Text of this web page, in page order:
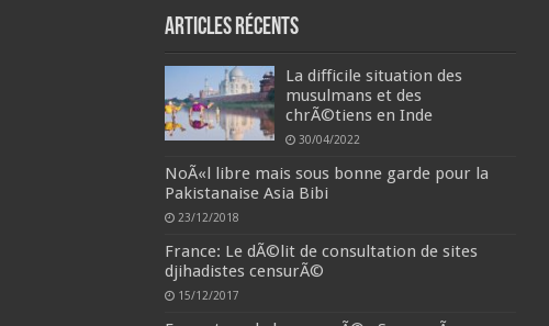
Articles récents
La difficile situation des
musulmans et des
chrÃ©tiens en Inde
30/04/2022
NoÃ«l libre mais sous bonne garde pour la
Pakistanaise Asia Bibi
23/12/2018
France: Le dÃ©lit de consultation de sites
djihadistes censurÃ©
15/12/2017